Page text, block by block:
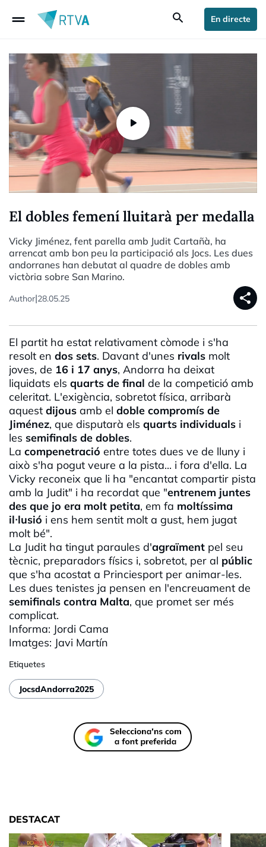
drag_handle search En directe
El dobles femení lluitarà per medalla
Vicky Jiménez, fent parella amb Judit Cartañà, ha
arrencat amb bon peu la participació als Jocs. Les dues
andorranes han debutat al quadre de dobles amb
victòria sobre San Marino.
Author|28.05.25 share
El partit ha estat relativament còmode i s'ha
resolt en dos sets. Davant d'unes rivals molt
joves, de 16 i 17 anys, Andorra ha deixat
liquidats els quarts de final de la competició amb
celeritat. L'exigència, sobretot física, arribarà
aquest dijous amb el doble compromís de
Jiménez, que disputarà els quarts individuals i
les semifinals de dobles.
La compenetració entre totes dues ve de lluny i
això s'ha pogut veure a la pista... i fora d'ella. La
Vicky reconeix que li ha "encantat compartir pista
amb la Judit" i ha recordat que "entrenem juntes
des que jo era molt petita, em fa moltíssima
il·lusió i ens hem sentit molt a gust, hem jugat
molt bé".
La Judit ha tingut paraules d'agraïment pel seu
tècnic, preparadors físics i, sobretot, per al públic
que s'ha acostat a Princiesport per animar-les.
Les dues tenistes ja pensen en l'encreuament de
semifinals contra Malta, que promet ser més
complicat.
Informa: Jordi Cama
Imatges: Javi Martín
Etiquetes
JocsdAndorra2025
DESTACAT